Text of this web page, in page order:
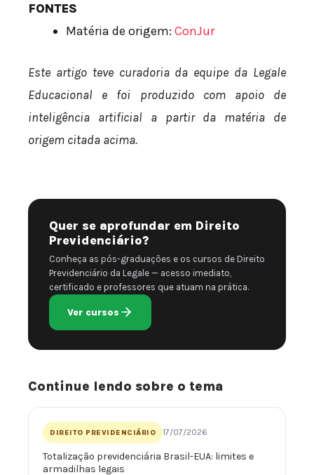
FONTES
Matéria de origem: ConJur
Este artigo teve curadoria da equipe da Legale
Educacional e foi produzido com apoio de
inteligência artificial a partir da matéria de
origem citada acima.
Quer se aprofundar em Direito
Previdenciário?
Conheça as pós-graduações e os cursos de Direito
Previdenciário da Legale — acesso imediato,
certificado e professores que atuam na prática.
Ver cursos
Continue lendo sobre o tema
DIREITO PREVIDENCIÁRIO 17/07/2026
Totalização previdenciária Brasil-EUA: limites e
armadilhas legais